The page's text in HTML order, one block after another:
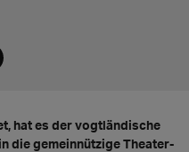
hat es der vogtländische
die gemeinnützige Theater-